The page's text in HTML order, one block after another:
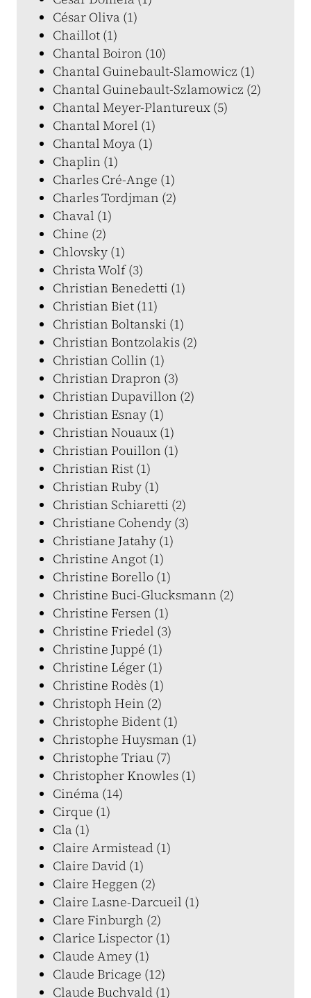
César Oliva (1)
Chaillot (1)
Chantal Boiron (10)
Chantal Guinebault-Slamowicz (1)
Chantal Guinebault-Szlamowicz (2)
Chantal Meyer-Plantureux (5)
Chantal Morel (1)
Chantal Moya (1)
Chaplin (1)
Charles Cré-Ange (1)
Charles Tordjman (2)
Chaval (1)
Chine (2)
Chlovsky (1)
Christa Wolf (3)
Christian Benedetti (1)
Christian Biet (11)
Christian Boltanski (1)
Christian Bontzolakis (2)
Christian Collin (1)
Christian Drapron (3)
Christian Dupavillon (2)
Christian Esnay (1)
Christian Nouaux (1)
Christian Pouillon (1)
Christian Rist (1)
Christian Ruby (1)
Christian Schiaretti (2)
Christiane Cohendy (3)
Christiane Jatahy (1)
Christine Angot (1)
Christine Borello (1)
Christine Buci-Glucksmann (2)
Christine Fersen (1)
Christine Friedel (3)
Christine Juppé (1)
Christine Léger (1)
Christine Rodès (1)
Christoph Hein (2)
Christophe Bident (1)
Christophe Huysman (1)
Christophe Triau (7)
Christopher Knowles (1)
Cinéma (14)
Cirque (1)
Cla (1)
Claire Armistead (1)
Claire David (1)
Claire Heggen (2)
Claire Lasne-Darcueil (1)
Clare Finburgh (2)
Clarice Lispector (1)
Claude Amey (1)
Claude Bricage (12)
Claude Buchvald (1)